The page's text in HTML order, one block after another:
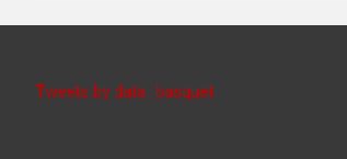
Tweets by data_basquet